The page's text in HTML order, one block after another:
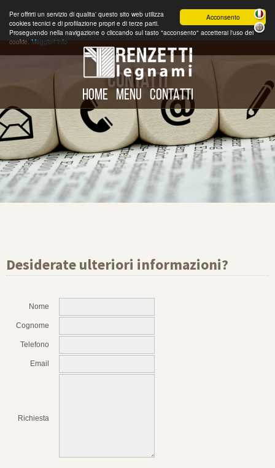
Acconsento
Per offrirti un servizio di qualita' questo sito web utilizza
cookies tecnici e di profilazione propri e di terze parti.
Proseguendo nella navigazione o cliccando sul tasto "acconsento" accetterai l'uso dei
cookie.Maggiori info
HOME MENU CONTATTI
CONTATTI
Desiderate ulteriori informazioni?
Nome
Cognome
Telefono
Email
Richiesta